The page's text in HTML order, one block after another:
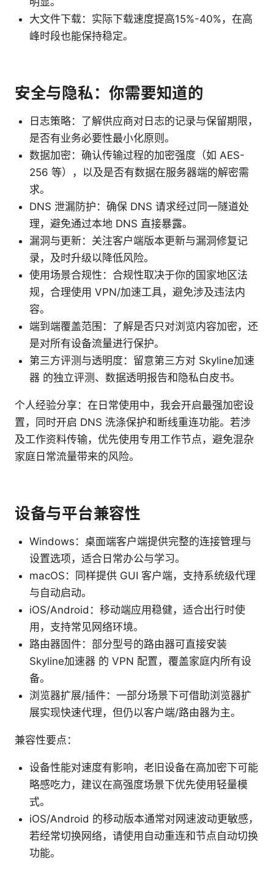
大文件下载：实际下载速度提高15%-40%，在高
峰时段也能保持稳定。
安全与隐私：你需要知道的
日志策略：了解供应商对日志的记录与保留期限，
是否有业务必要性最小化原则。
数据加密：确认传输过程的加密强度（如 AES-
256 等），以及是否有数据在服务器端的解密需
求。
DNS 泄漏防护：确保 DNS 请求经过同一隧道处
理，避免通过本地 DNS 直接暴露。
漏洞与更新：关注客户端版本更新与漏洞修复记
录，及时升级以降低风险。
使用场景合规性：合规性取决于你的国家地区法
规，合理使用 VPN/加速工具，避免涉及违法内
容。
端到端覆盖范围：了解是否只对浏览内容加密，还
是对所有设备流量进行保护。
第三方评测与透明度：留意第三方对 Skyline加速
器 的独立评测、数据透明报告和隐私白皮书。
个人经验分享：在日常使用中，我会开启最强加密设
置，同时开启 DNS 洗涤保护和断线重连功能。若涉
及工作资料传输，优先使用专用工作节点，避免混杂
家庭日常流量带来的风险。
设备与平台兼容性
Windows：桌面端客户端提供完整的连接管理与
设置选项，适合日常办公与学习。
macOS：同样提供 GUI 客户端，支持系统级代理
与自动启动。
iOS/Android：移动端应用稳健，适合出行时使
用，支持常见网络环境。
路由器固件：部分型号的路由器可直接安装
Skyline加速器 的 VPN 配置，覆盖家庭内所有设
备。
浏览器扩展/插件：一部分场景下可借助浏览器扩
展实现快速代理，但仍以客户端/路由器为主。
兼容性要点：
设备性能对速度有影响，老旧设备在高加密下可能
略感吃力，建议在高强度场景下优先使用轻量模
式。
iOS/Android 的移动版本通常对网速波动更敏感，
若经常切换网络，请使用自动重连和节点自动切换
功能。